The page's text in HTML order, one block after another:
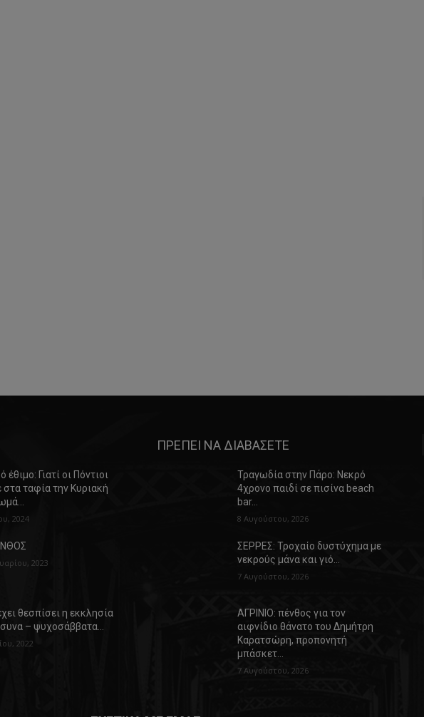
έθιμο: Γιατί οι Πόντιοι
ταφία την Κυριακή
2024
2023
θεσπίσει η εκκλησία
– ψυχοσάββατα…
2022
ΠΡΕΠΕΙ ΝΑ ΔΙΑΒΑΣΕΤΕ
Τραγωδία στην Πάρο: Νεκρό
4χρονο παιδί σε πισίνα beach
bar…
8 Αυγούστου, 2026
ΣΕΡΡΕΣ: Τροχαίο δυστύχημα με
νεκρούς μάνα και γιό…
7 Αυγούστου, 2026
ΑΓΡΙΝΙΟ: πένθος για τον
αιφνίδιο θάνατο του Δημήτρη
Καρατσώρη, προπονητή
μπάσκετ…
7 Αυγούστου, 2026